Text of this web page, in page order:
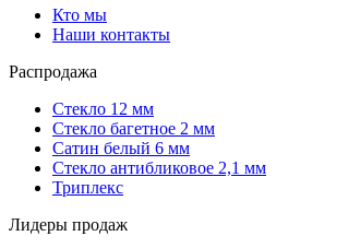
Кто мы
Наши контакты
Распродажа
Стекло 12 мм
Стекло багетное 2 мм
Сатин белый 6 мм
Стекло антибликовое 2,1 мм
Триплекс
Лидеры продаж